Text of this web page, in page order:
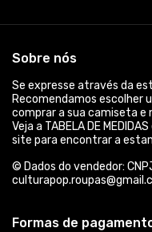
Sobre nós
Se expresse através da
Recomendamos escolher
comprar a sua camiseta e
Veja a TABELA DE
site para encontrar a
© Dados do vendedor:
Formas de